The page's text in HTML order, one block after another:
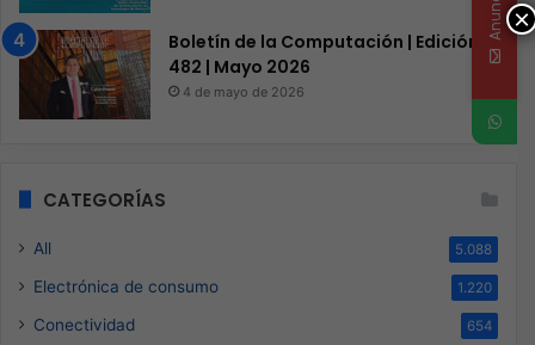
Boletín de la Computación | Edición
482 | Mayo 2026
4 de mayo de 2026
CATEGORÍAS
All 5.088
Electrónica de consumo 1.220
Conectividad 654
×